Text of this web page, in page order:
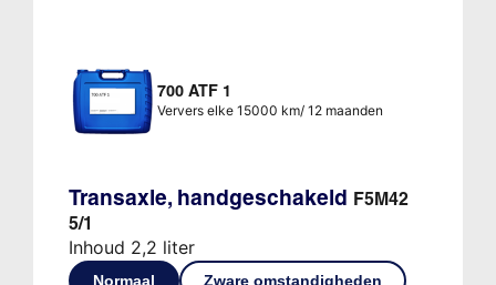
700 ATF 1
Ververs elke 15000 km/ 12 maanden
Transaxle, handgeschakeld F5M42
5/1
Inhoud 2,2 liter
Normaal Zware omstandigheden